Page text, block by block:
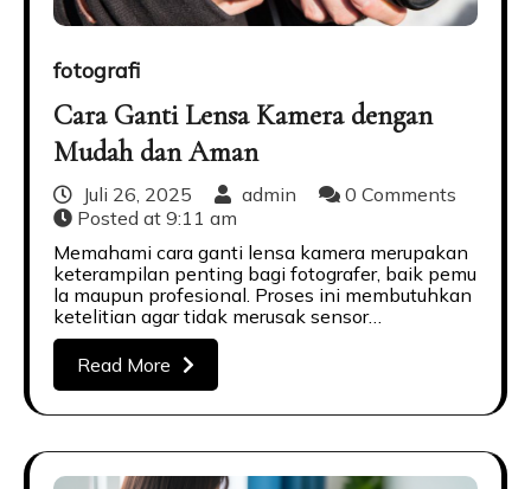
fotografi
Cara Ganti Lensa Kamera dengan
Mudah dan Aman
Juli 26, 2025 admin
0 Comments
Posted at 9:11 am
Memahami cara ganti lensa kamera merupakan
keterampilan penting bagi fotografer, baik pemu
la maupun profesional. Proses ini membutuhkan
ketelitian agar tidak merusak sensor…
Read More